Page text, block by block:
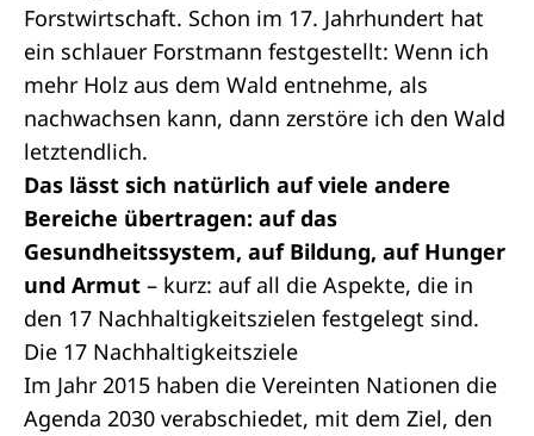
Forstwirtschaft. Schon im 17. Jahrhundert hat
ein schlauer Forstmann festgestellt: Wenn ich
mehr Holz aus dem Wald entnehme, als
nachwachsen kann, dann zerstöre ich den Wald
letztendlich.
Das lässt sich natürlich auf viele andere
Bereiche übertragen: auf das
Gesundheitssystem, auf Bildung, auf Hunger
und Armut – kurz: auf all die Aspekte, die in
den 17 Nachhaltigkeitszielen festgelegt sind.
Die 17 Nachhaltigkeitsziele
Im Jahr 2015 haben die Vereinten Nationen die
Agenda 2030 verabschiedet, mit dem Ziel, den